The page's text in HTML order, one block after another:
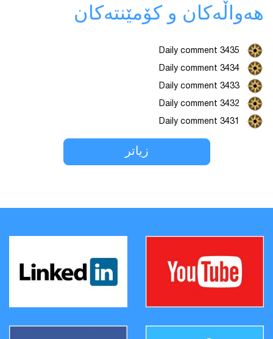
هەواڵەكان و كۆمێنتەكان
Daily comment 3435
Daily comment 3434
Daily comment 3433
Daily comment 3432
Daily comment 3431
زیاتر